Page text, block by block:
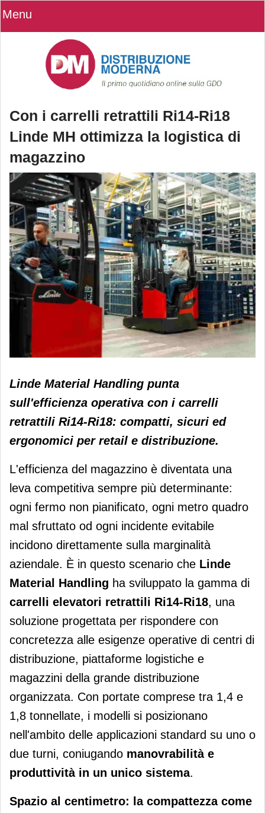
Menu
Con i carrelli retrattili Ri14-Ri18
Linde MH ottimizza la logistica di
magazzino
Con i carrelli retrattili Ri14-Ri18 Linde
MH ottimizza la logistica di magazzino
Linde Material Handling punta
sull'efficienza operativa con i carrelli
retrattili Ri14-Ri18: compatti, sicuri ed
ergonomici per retail e distribuzione.
L'efficienza del magazzino è diventata una
leva competitiva sempre più determinante:
ogni fermo non pianificato, ogni metro quadro
mal sfruttato od ogni incidente evitabile
incidono direttamente sulla marginalità
aziendale. È in questo scenario che Linde
Material Handling ha sviluppato la gamma di
carrelli elevatori retrattili Ri14-Ri18, una
soluzione progettata per rispondere con
concretezza alle esigenze operative di centri di
distribuzione, piattaforme logistiche e
magazzini della grande distribuzione
organizzata. Con portate comprese tra 1,4 e
1,8 tonnellate, i modelli si posizionano
nell'ambito delle applicazioni standard su uno o
due turni, coniugando manovrabilità e
produttività in un unico sistema.
Spazio al centimetro: la compattezza come